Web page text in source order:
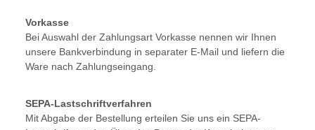
Vorkasse
Bei Auswahl der Zahlungsart Vorkasse nennen wir Ihnen
unsere Bankverbindung in separater E-Mail und liefern die
Ware nach Zahlungseingang.
SEPA-Lastschriftverfahren
Mit Abgabe der Bestellung erteilen Sie uns ein SEPA-